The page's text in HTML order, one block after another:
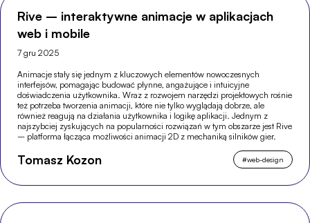
Rive – interaktywne animacje w aplikacjach
web i mobile
7 gru 2025
Animacje stały się jednym z kluczowych elementów nowoczesnych
interfejsów, pomagając budować płynne, angażujące i intuicyjne
doświadczenia użytkownika. Wraz z rozwojem narzędzi projektowych rośnie
też potrzeba tworzenia animacji, które nie tylko wyglądają dobrze, ale
również reagują na działania użytkownika i logikę aplikacji. Jednym z
najszybciej zyskujących na popularności rozwiązań w tym obszarze jest Rive
– platforma łącząca możliwości animacji 2D z mechaniką silników gier.
Tomasz Kozon #web-design